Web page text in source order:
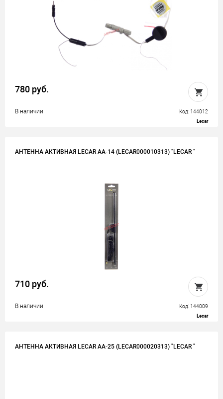
780 руб.
В наличии Код: 144012
Lecar
АНТЕННА АКТИВНАЯ LECAR AA-14 (LECAR000010313) "LECAR "
710 руб.
В наличии Код: 144009
Lecar
АНТЕННА АКТИВНАЯ LECAR AA-25 (LECAR000020313) "LECAR "